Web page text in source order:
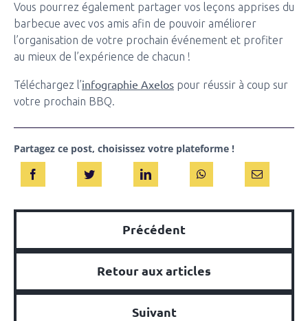
Vous pourrez également partager vos leçons apprises du
barbecue avec vos amis afin de pouvoir améliorer
l’organisation de votre prochain événement et profiter
au mieux de l’expérience de chacun !
Téléchargez l’infographie Axelos pour réussir à coup sur
votre prochain BBQ.
Partagez ce post, choisissez votre plateforme !
Précédent
Retour aux articles
Suivant